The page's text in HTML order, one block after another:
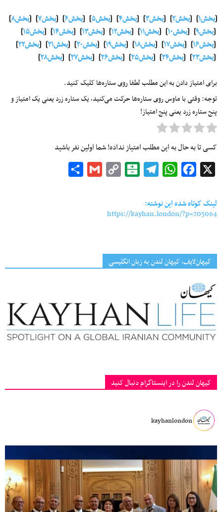
[بخش۱] [بخش۲ ] [بخش۳ ] [بخش۴ ] [بخش۵ ] [بخش۶ ] [بخش۷ ] [بخش۸ ]
[بخش۹ ] [بخش۱۰ ] [بخش۱۱ ] [بخش۱۲ ] [بخش۱۳ ] [بخش۱۴ ] [بخش۱۵ ]
[بخش۱۶ ] [بخش۱۷ ] [بخش۱۸ ] [بخش۱۹ ] [بخش۲۰ ] [بخش۲۱ ] [بخش۲۲ ]
[بخش۲۳ ] [بخش۲۴ ] [بخش۲۵ ] [بخش۲۶ ] [بخش۲۷ ] [بخش۲۸ ]
برای امتیاز دادن به این مطلب لطفا روی ستاره‌ها کلیک کنید.
توجه: وقتی با ماوس روی ستاره‌ها حرکت می‌کنید، یک ستاره زرد یعنی یک امتیاز و
پنج ستاره زرد یعنی پنج امتیاز!
کسی تا به حال به این مطلب امتیاز نداده! شما اولین نفر باشید
Facebook
WhatsApp
Telegram
Balatarin
Copy
Gmail
لینک کوتاه شده این نوشته:
https://kayhan.london/?p=205064
کیهان‌لایف، کیهان لندن به زبان انگلیسی
کیهان لندن را در اینستاگرام دنبال کنید
kayhanlondon